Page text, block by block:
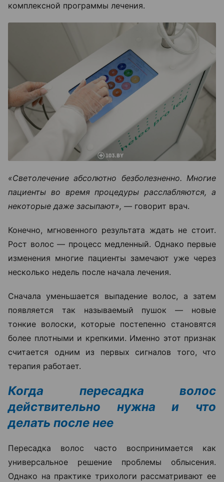
комплексной программы лечения.
«Светолечение абсолютно безболезненно. Многие
пациенты во время процедуры расслабляются, а
некоторые даже засыпают», — говорит врач.
Конечно, мгновенного результата ждать не стоит.
Рост волос — процесс медленный. Однако первые
изменения многие пациенты замечают уже через
несколько недель после начала лечения.
Сначала уменьшается выпадение волос, а затем
появляется так называемый пушок — новые
тонкие волоски, которые постепенно становятся
более плотными и крепкими. Именно этот признак
считается одним из первых сигналов того, что
терапия работает.
Когда пересадка волос
действительно нужна и что
делать после нее
Пересадка волос часто воспринимается как
универсальное решение проблемы облысения.
Однако на практике трихологи рассматривают ее